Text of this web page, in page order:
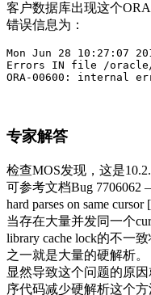
客户数据库出现这个
错误信息为：
Mon Jun 28 10:27:07
Errors IN file /oracle/
ORA-00600: internal
专家解答
检查MOS发现，这是
可参考文档Bug 7706062
hard parses on same cursor
当存在大量并发同一个
library cache lock的不一
之一就是大量的硬解析。
显然导致这个问题的原
序代码减少硬解析这个